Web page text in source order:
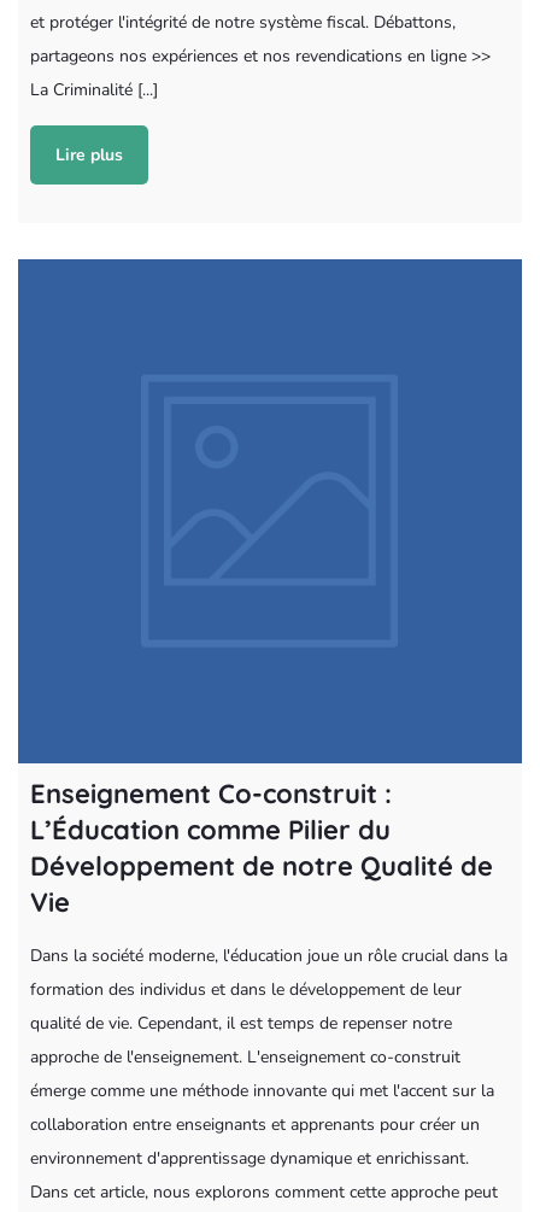
et protéger l'intégrité de notre système fiscal. Débattons,
partageons nos expériences et nos revendications en ligne >>
La Criminalité [...]
Lire plus
Enseignement Co-construit :
L’Éducation comme Pilier du
Développement de notre Qualité de
Vie
Dans la société moderne, l'éducation joue un rôle crucial dans la
formation des individus et dans le développement de leur
qualité de vie. Cependant, il est temps de repenser notre
approche de l'enseignement. L'enseignement co-construit
émerge comme une méthode innovante qui met l'accent sur la
collaboration entre enseignants et apprenants pour créer un
environnement d'apprentissage dynamique et enrichissant.
Dans cet article, nous explorons comment cette approche peut